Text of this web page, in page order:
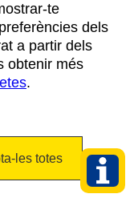
te
dels
a partir dels
obtenir més
.
les totes